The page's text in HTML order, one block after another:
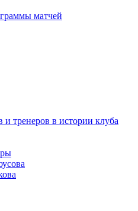
матчей
и тренеров в истории клуба